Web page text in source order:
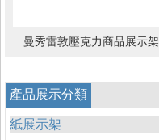
曼秀雷敦壓克力商品展示架
產品展示分類
紙展示架